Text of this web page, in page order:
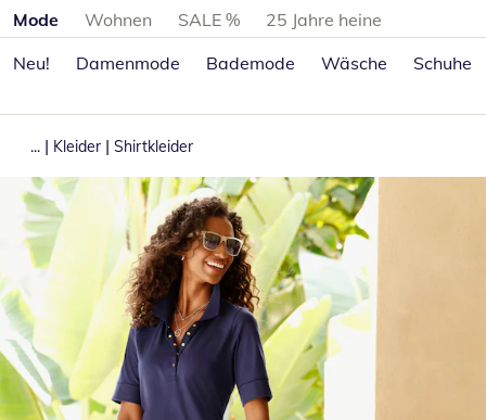
Produktkategorien überspringen
Mode Wohnen SALE %
25 Jahre heine
Neu!
Damenmode Bademode Wäsche Schuhe
... | Kleider | Shirtkleider